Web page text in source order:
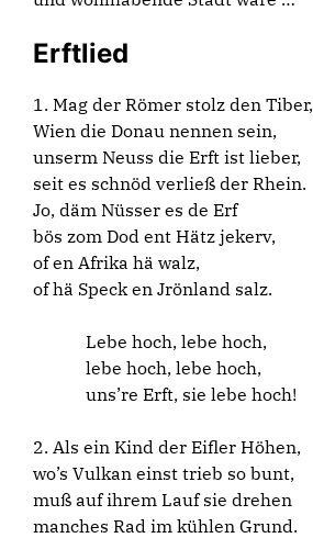
Erftlied
1. Mag der Römer stolz den Tiber,
Wien die Donau nennen sein,
unserm Neuss die Erft ist lieber,
seit es schnöd verließ der Rhein.
Jo, däm Nüsser es de Erf
bös zom Dod ent Hätz jekerv,
of en Afrika hä walz,
of hä Speck en Jrönland salz.
Lebe hoch, lebe hoch,
lebe hoch, lebe hoch,
uns’re Erft, sie lebe hoch!
2. Als ein Kind der Eifler Höhen,
wo’s Vulkan einst trieb so bunt,
muß auf ihrem Lauf sie drehen
manches Rad im kühlen Grund.